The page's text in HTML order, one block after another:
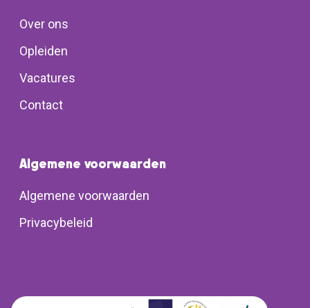
Over ons
Opleiden
Vacatures
Contact
Algemene voorwaarden
Algemene voorwaarden
Privacybeleid